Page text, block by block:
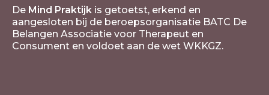
De Mind Praktijk is getoetst, erkend en
aangesloten bij de beroepsorganisatie BATC De
Belangen Associatie voor Therapeut en
Consument en voldoet aan de wet WKKGZ.